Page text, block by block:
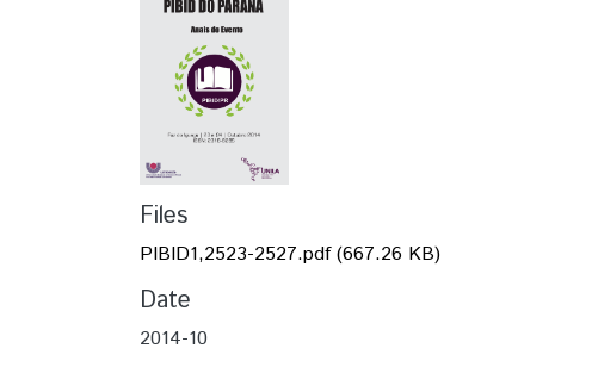
Files
PIBID1,2523-2527.pdf(667.26 KB)
Date
2014-10